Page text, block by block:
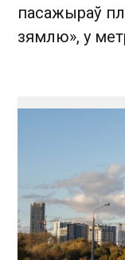
пасажыраў
зямлю», у